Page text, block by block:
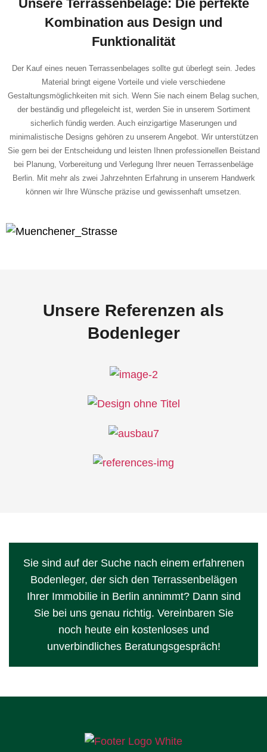
Unsere Terrassenbeläge: Die perfekte
Kombination aus Design und
Funktionalität
Der Kauf eines neuen Terrassenbelages sollte gut überlegt sein. Jedes
Material bringt eigene Vorteile und viele verschiedene
Gestaltungsmöglichkeiten mit sich. Wenn Sie nach einem Belag suchen,
der beständig und pflegeleicht ist, werden Sie in unserem Sortiment
sicherlich fündig werden. Auch einzigartige Maserungen und
minimalistische Designs gehören zu unserem Angebot. Wir unterstützen
Sie gern bei der Entscheidung und leisten Ihnen professionellen Beistand
bei Planung, Vorbereitung und Verlegung Ihrer neuen Terrassenbeläge
Berlin. Mit mehr als zwei Jahrzehnten Erfahrung in unserem Handwerk
können wir Ihre Wünsche präzise und gewissenhaft umsetzen.
Unsere Referenzen als
Bodenleger
Sie sind auf der Suche nach einem erfahrenen
Bodenleger, der sich den Terrassenbelägen
Ihrer Immobilie in Berlin annimmt? Dann sind
Sie bei uns genau richtig. Vereinbaren Sie
noch heute ein kostenloses und
unverbindliches Beratungsgespräch!